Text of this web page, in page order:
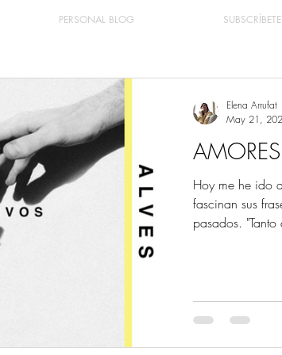
PERSONAL BLOG SUBSCRÍBETE
Hoy me he ido
fascinan sus
pasados. "Tanto
Elena Arrufat
May 21,